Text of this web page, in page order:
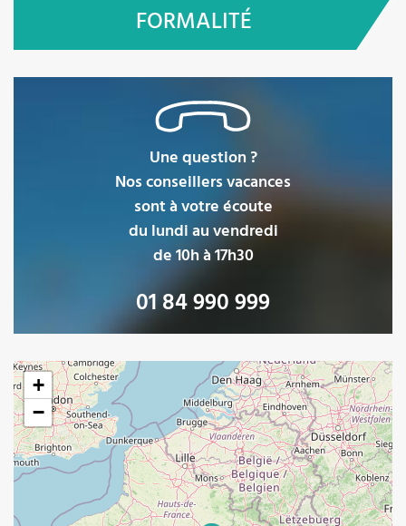
FORMALITÉ
Une question ?
Nos conseillers vacances
sont à votre écoute
du lundi au vendredi
de 10h à 17h30
01 84 990 999
Loading map ...
+
−